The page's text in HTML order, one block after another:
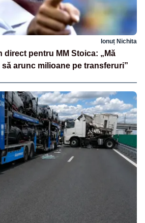
Ionuț Nichita
direct pentru MM Stoica: „Mă
arunc milioane pe transferuri”